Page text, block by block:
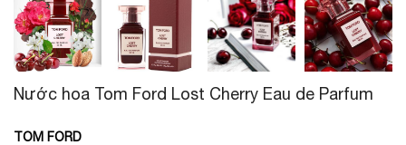
Nước hoa Tom Ford Lost Cherry Eau de Parfum
TOM FORD